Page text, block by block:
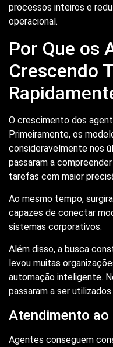
processos inteiros e
operacional.
Por Que os
Crescendo
O crescimento dos
Primeiramente, os
consideravelmente nos
passaram a
tarefas com maior
Ao mesmo tempo,
capazes de conectar
sistemas corporativos.
Além disso, a busca
levou muitas
automação inteligente.
passaram a ser
Atendimento ao
Agentes conseguem